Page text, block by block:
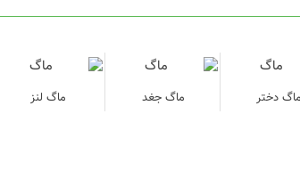
ماگ دختر ماگ جغد ماگ لنز